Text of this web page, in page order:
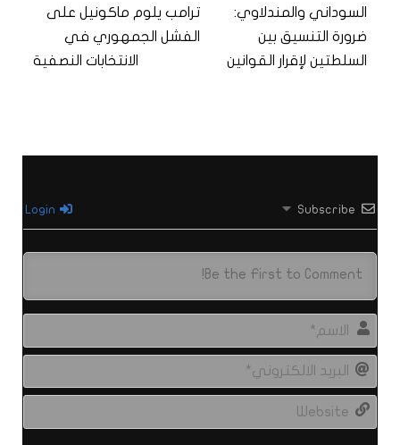
السوداني والمندلاوي:
ضرورة التنسيق بين
السلطتين لإقرار القوانين
ترامب يلوم ماكونيل على
الفشل الجمهوري في
الانتخابات النصفية
Subscribe